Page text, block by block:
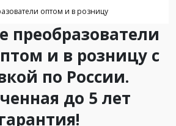
оптом и в розницу
преобразователи
и в розницу с
по России.
до 5 лет
гарантия!